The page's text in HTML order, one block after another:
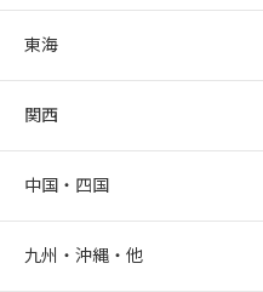
東海
関西
中国・四国
九州・沖縄・他